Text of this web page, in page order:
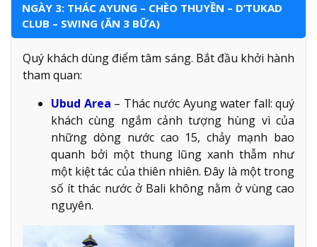
NGÀY 3: THÁC AYUNG – CHÈO THUYỀN – D’TUKAD
CLUB – SWING (ĂN 3 BỮA)
Quý khách dùng điểm tâm sáng. Bắt đầu khởi hành
tham quan:
Ubud Area – Thác nước Ayung water fall: quý
khách cùng ngắm cảnh tượng hùng vì của
những dòng nước cao 15, chảy mạnh bao
quanh bởi một thung lũng xanh thẫm như
một kiệt tác của thiên nhiên. Đây là một trong
số ít thác nước ở Bali không nằm ở vùng cao
nguyên.